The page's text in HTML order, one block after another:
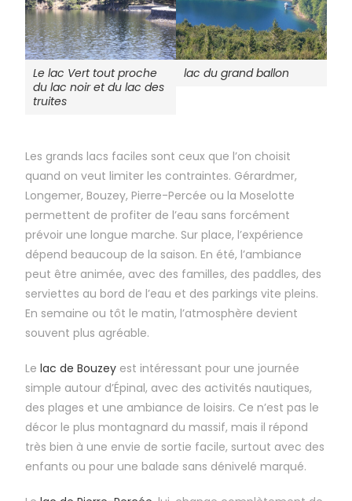
Le lac Vert tout proche
du lac noir et du lac des
truites
lac du grand ballon
Les grands lacs faciles sont ceux que l’on choisit
quand on veut limiter les contraintes. Gérardmer,
Longemer, Bouzey, Pierre-Percée ou la Moselotte
permettent de profiter de l’eau sans forcément
prévoir une longue marche. Sur place, l’expérience
dépend beaucoup de la saison. En été, l’ambiance
peut être animée, avec des familles, des paddles, des
serviettes au bord de l’eau et des parkings vite pleins.
En semaine ou tôt le matin, l’atmosphère devient
souvent plus agréable.
Lelac de Bouzey est intéressant pour une journée
simple autour d’Épinal, avec des activités nautiques,
des plages et une ambiance de loisirs. Ce n’est pas le
décor le plus montagnard du massif, mais il répond
très bien à une envie de sortie facile, surtout avec des
enfants ou pour une balade sans dénivelé marqué.